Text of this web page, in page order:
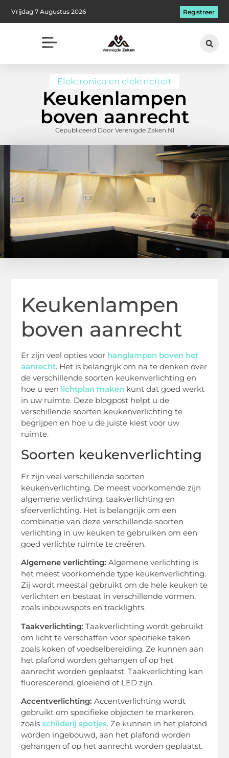
Vrijdag 7 Augustus 2026 Registreer
Elektronica en elektriciteit
Keukenlampen
boven aanrecht
Gepubliceerd Door Verenigde Zaken.nl
Keukenlampen
boven aanrecht
Er zijn veel opties voor hanglampen boven het
aanrecht. Het is belangrijk om na te denken over
de verschillende soorten keukenverlichting en
hoe u een lichtplan maken kunt dat goed werkt
in uw ruimte. Deze blogpost helpt u de
verschillende soorten keukenverlichting te
begrijpen en hoe u de juiste kiest voor uw
ruimte.
Soorten keukenverlichting
Er zijn veel verschillende soorten
keukenverlichting. De meest voorkomende zijn
algemene verlichting, taakverlichting en
sfeerverlichting. Het is belangrijk om een
combinatie van deze verschillende soorten
verlichting in uw keuken te gebruiken om een
goed verlichte ruimte te creëren.
Algemene verlichting: Algemene verlichting is
het meest voorkomende type keukenverlichting.
Zij wordt meestal gebruikt om de hele keuken te
verlichten en bestaat in verschillende vormen,
zoals inbouwspots en tracklights.
Taakverlichting:Taakverlichting wordt gebruikt
om licht te verschaffen voor specifieke taken
zoals koken of voedselbereiding. Ze kunnen aan
het plafond worden gehangen of op het
aanrecht worden geplaatst. Taakverlichting kan
fluorescerend, gloeiend of LED zijn.
Accentverlichting:Accentverlichting wordt
gebruikt om specifieke objecten te markeren,
zoalsschilderij spotjes. Ze kunnen in het plafond
worden ingebouwd, aan het plafond worden
gehangen of op het aanrecht worden geplaatst.